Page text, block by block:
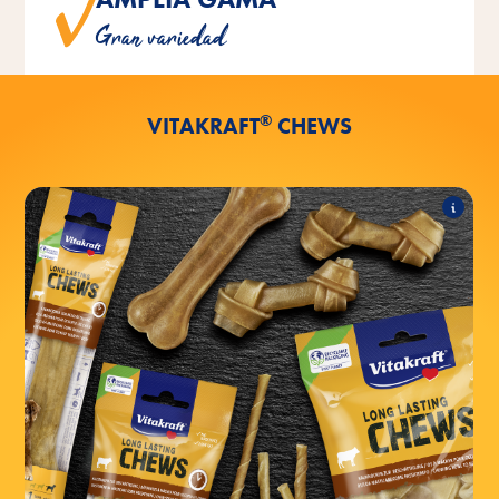
Gran variedad
Disponible en una amplia gama de variedades.
VITAKRAFT® CHEWS
ENTRETENIMIENTO DE LARGA
DURACIÓN
La gama incluye los siguientes productos:
Larga duración CHEWS hueso masticable
8cm
Larga duración CHEWS hueso masticable
14cm